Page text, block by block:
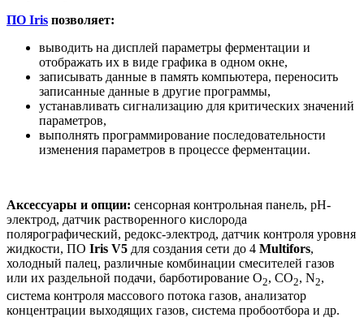
ПО Iris позволяет:
выводить на дисплей параметры ферментации и
отображать их в виде графика в одном окне,
записывать данные в память компьютера, переносить
записанные данные в другие программы,
устанавливать сигнализацию для критических значений
параметров,
выполнять программирование последовательности
изменения параметров в процессе ферментации.
Аксессуары и опции: сенсорная контрольная панель, рН-
электрод, датчик растворенного кислорода
полярографический, редокс-электрод, датчик контроля уровня
жидкости, ПО Iris V5 для создания сети до 4 Multifors,
холодный палец, различные комбинации смесителей газов
или их раздельной подачи, барботирование O2, СO2, N2,
система контроля массового потока газов, анализатор
концентрации выходящих газов, система пробоотбора и др.